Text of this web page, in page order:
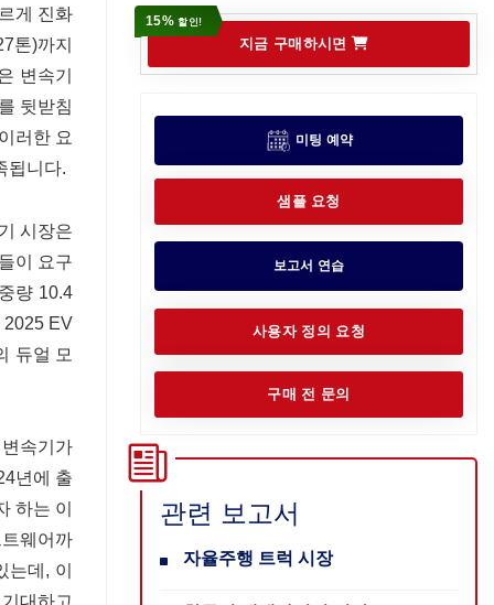
게 진화
톤)까지
변속기
뒷받침
러한 요
됩니다.
시장은
이 요구
량 10.4
2025 EV
듀얼 모
속기가
년에 출
하는 이
웨어까
데, 이
지금 구매하시면
15%할인!
미팅 예약
샘플 요청
보고서 연습
사용자 정의 요청
구매 전 문의
관련 보고서
자율주행 트럭 시장